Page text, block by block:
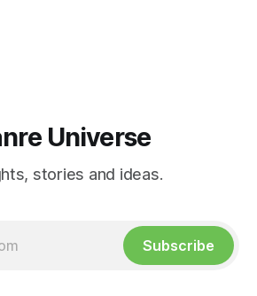
Universe
stories and ideas.
Subscribe